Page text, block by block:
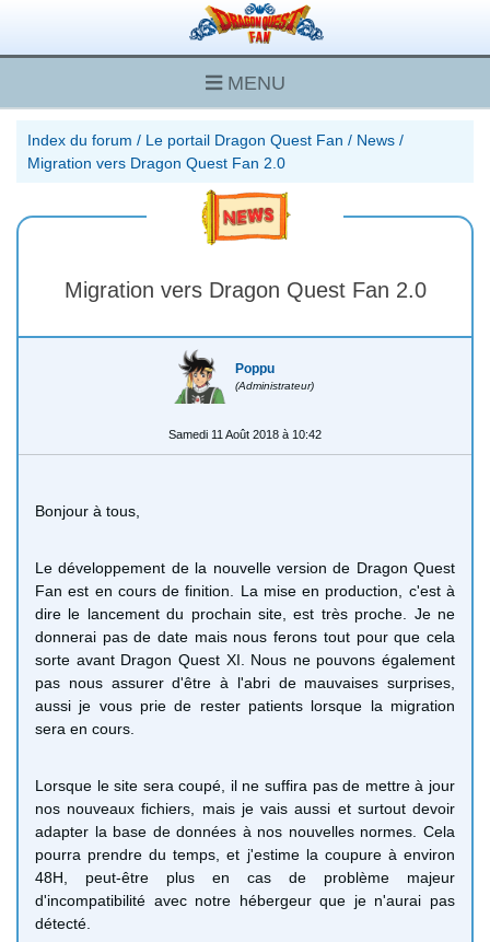
MENU
Index du forum / Le portail Dragon Quest Fan / News /
Migration vers Dragon Quest Fan 2.0
Migration vers Dragon Quest Fan 2.0
Poppu
(Administrateur)
Samedi 11 Août 2018 à 10:42
Bonjour à tous,
Le développement de la nouvelle version de Dragon Quest
Fan est en cours de finition. La mise en production, c'est à
dire le lancement du prochain site, est très proche. Je ne
donnerai pas de date mais nous ferons tout pour que cela
sorte avant Dragon Quest XI. Nous ne pouvons également
pas nous assurer d'être à l'abri de mauvaises surprises,
aussi je vous prie de rester patients lorsque la migration
sera en cours.
Lorsque le site sera coupé, il ne suffira pas de mettre à jour
nos nouveaux fichiers, mais je vais aussi et surtout devoir
adapter la base de données à nos nouvelles normes. Cela
pourra prendre du temps, et j'estime la coupure à environ
48H, peut-être plus en cas de problème majeur
d'incompatibilité avec notre hébergeur que je n'aurai pas
détecté.